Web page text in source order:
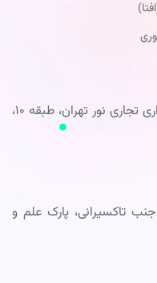
دفتر تهران: میدان ولیعصر، مجتمع اداری تجاری نور تهران، طبقه ۱۰،
جنب تاکسیرانی، پارک علم و